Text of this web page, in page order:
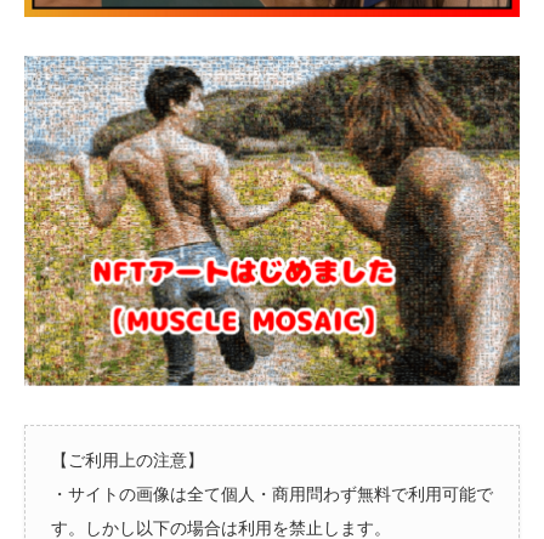
【ご利用上の注意】
・サイトの画像は全て個人・商用問わず無料で利用可能で
す。しかし以下の場合は利用を禁止します。